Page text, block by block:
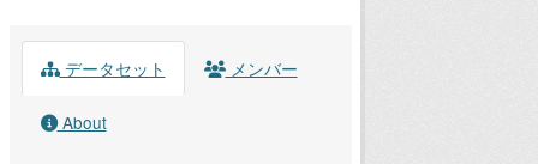
データセット メンバー
About